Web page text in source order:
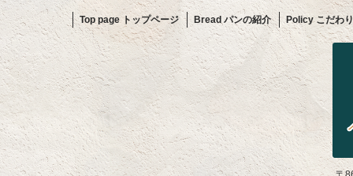
Top page トップページ Bread パンの紹介 Policy こだわ